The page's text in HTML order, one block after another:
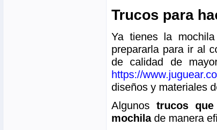
Trucos para
Ya tienes la
prepararla para ir al
de calidad de
https://
diseños y materiales
Algunostrucos
mochila de manera